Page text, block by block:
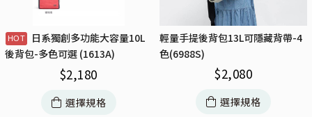
日系獨創多功能大容量10L
後背包-多色可選 (1613A)
$2,180
選擇規格
輕量手提後背包13L可隱藏背帶-4
色(6988S)
$2,080
選擇規格